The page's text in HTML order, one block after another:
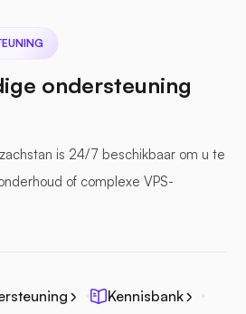
ondersteuning
is 24/7 beschikbaar om u te
of complexe VPS-
Kennisbank